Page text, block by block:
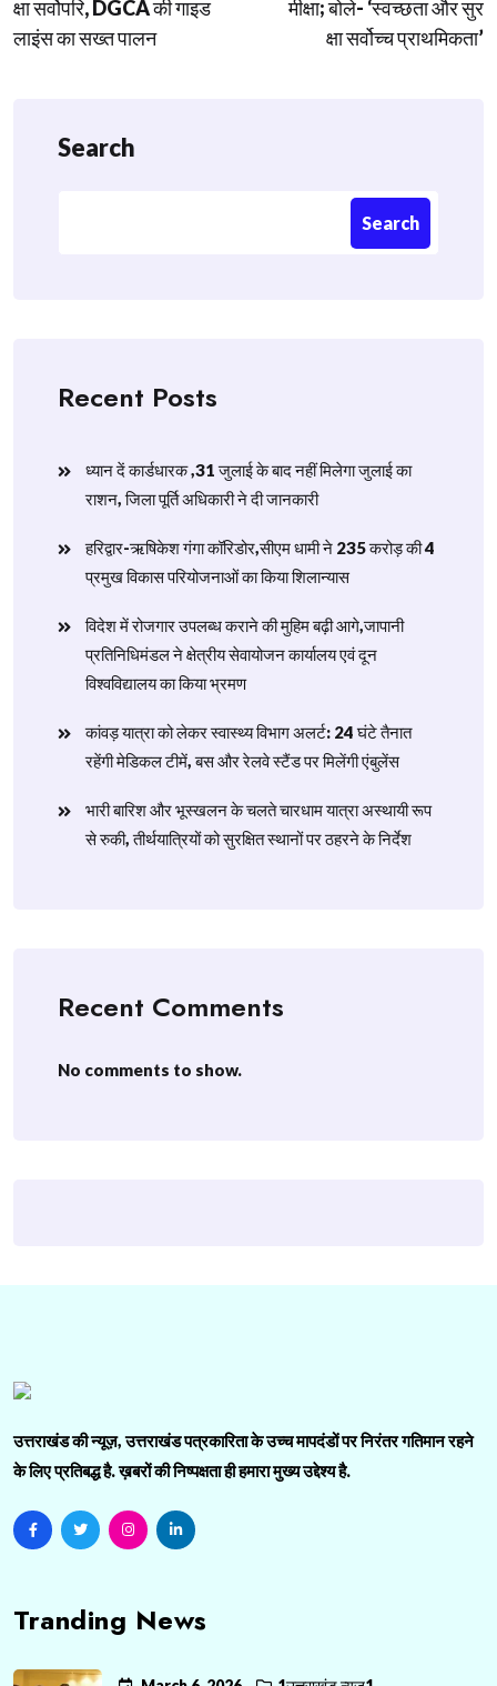
क्षा सर्वोपरि, DGCA की गाइड
लाइंस का सख्त पालन
मीक्षा; बोले- ‘स्वच्छता और सुर
क्षा सर्वोच्च प्राथमिकता’
Search
Search
Recent Posts
ध्यान दें कार्डधारक ,31 जुलाई के बाद नहीं मिलेगा जुलाई का
राशन, जिला पूर्ति अधिकारी ने दी जानकारी
हरिद्वार-ऋषिकेश गंगा कॉरिडोर,सीएम धामी ने 235 करोड़ की 4
प्रमुख विकास परियोजनाओं का किया शिलान्यास
विदेश में रोजगार उपलब्ध कराने की मुहिम बढ़ी आगे,जापानी
प्रतिनिधिमंडल ने क्षेत्रीय सेवायोजन कार्यालय एवं दून
विश्वविद्यालय का किया भ्रमण
​कांवड़ यात्रा को लेकर स्वास्थ्य विभाग अलर्ट: 24 घंटे तैनात
रहेंगी मेडिकल टीमें, बस और रेलवे स्टैंड पर मिलेंगी एंबुलेंस
​भारी बारिश और भूस्खलन के चलते चारधाम यात्रा अस्थायी रूप
से रुकी, तीर्थयात्रियों को सुरक्षित स्थानों पर ठहरने के निर्देश
Recent Comments
No comments to show.
उत्तराखंड की न्यूज़, उत्तराखंड पत्रकारिता के उच्च मापदंडों पर निरंतर गतिमान रहने
के लिए प्रतिबद्ध है. ख़बरों की निष्पक्षता ही हमारा मुख्य उद्देश्य है.
Tranding News